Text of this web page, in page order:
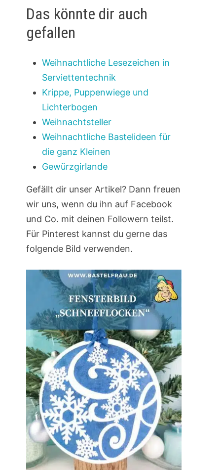
Das könnte dir auch
gefallen
Weihnachtliche Lesezeichen in
Serviettentechnik
Krippe, Puppenwiege und
Lichterbogen
Weihnachtsteller
Weihnachtliche Bastelideen für
die ganz Kleinen
Gewürzgirlande
Gefällt dir unser Artikel? Dann freuen
wir uns, wenn du ihn auf Facebook
und Co. mit deinen Followern teilst.
Für Pinterest kannst du gerne das
folgende Bild verwenden.